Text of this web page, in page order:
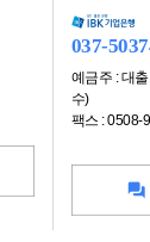
037-
예금주 : 대
수)
팩스 : 0508-